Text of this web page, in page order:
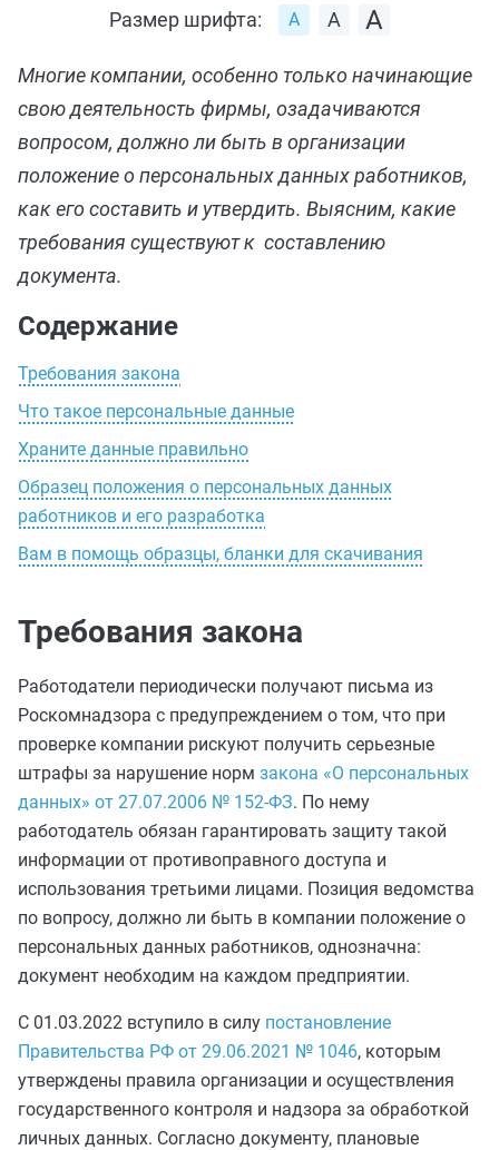
Размер шрифта:
Многие компании, особенно только начинающие
свою деятельность фирмы, озадачиваются
вопросом, должно ли быть в организации
положение о персональных данных работников,
как его составить и утвердить. Выясним, какие
требования существуют к составлению
документа.
Содержание
Требования закона
Что такое персональные данные
Храните данные правильно
Образец положения о персональных данных
работников и его разработка
Вам в помощь образцы, бланки для скачивания
Требования закона
Работодатели периодически получают письма из
Роскомнадзора с предупреждением о том, что при
проверке компании рискуют получить серьезные
штрафы за нарушение норм закона «О персональных
данных» от 27.07.2006 № 152-ФЗ. По нему
работодатель обязан гарантировать защиту такой
информации от противоправного доступа и
использования третьими лицами. Позиция ведомства
по вопросу, должно ли быть в компании положение о
персональных данных работников, однозначна:
документ необходим на каждом предприятии.
С 01.03.2022 вступило в силу постановление
Правительства РФ от 29.06.2021 № 1046, которым
утверждены правила организации и осуществления
государственного контроля и надзора за обработкой
личных данных. Согласно документу, плановые